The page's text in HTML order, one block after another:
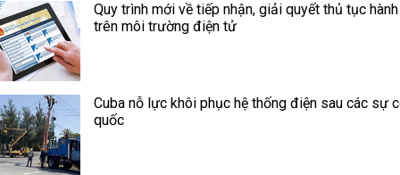
Quy trình mới về tiếp nhận, giải quyết thủ tục
trên môi trường điện tử
Cuba nỗ lực khôi phục hệ thống điện sau các sự
quốc